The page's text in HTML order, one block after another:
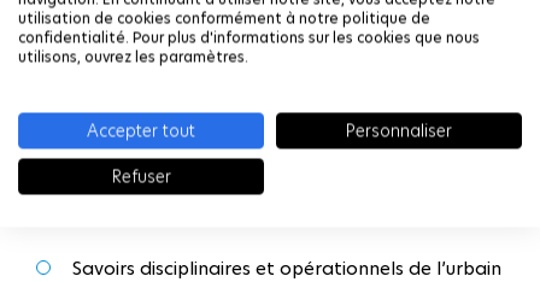
utilisation de cookies conformément à notre politique de
confidentialité. Pour plus d'informations sur les cookies que nous
utilisons, ouvrez les paramètres.
Accepter tout
Personnaliser
Refuser
socle commun de savoirs et de savoir-faire propres
au champ de l’urbanisme et de l’aménagement, ainsi
énergie, environnement) pour préparer le M2.
Les enseignements sont répartis en trois grands
Savoirs disciplinaires et opérationnels de l’urbain